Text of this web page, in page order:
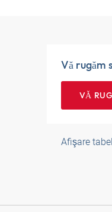
Vă rugăm
VĂ
Afişare